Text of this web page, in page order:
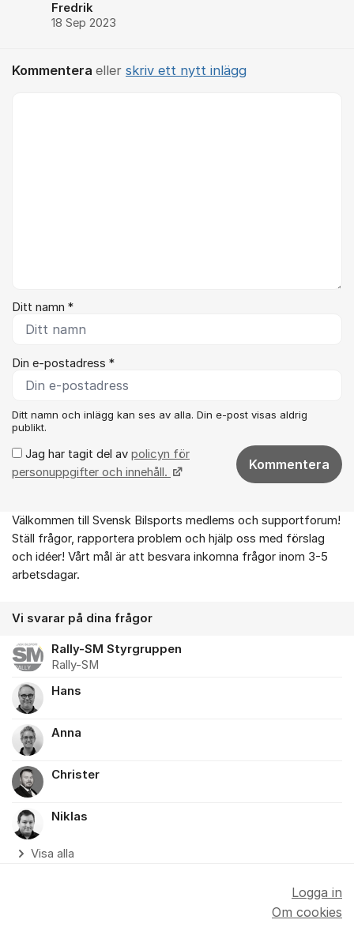
Fredrik
18 Sep 2023
Kommentera eller skriv ett nytt inlägg
Ditt namn *
Din e-postadress *
Ditt namn och inlägg kan ses av alla. Din e-post visas aldrig
publikt.
Jag har tagit del av policyn för
personuppgifter och innehåll.
Kommentera
Om forumet
Välkommen till Svensk Bilsports medlems och supportforum!
Ställ frågor, rapportera problem och hjälp oss med förslag
och idéer! Vårt mål är att besvara inkomna frågor inom 3-5
arbetsdagar.
Vi svarar på dina frågor
Rally-SM Styrgruppen
Rally-SM
Hans
Anna
Christer
Niklas
Visa alla
Logga in
Om cookies